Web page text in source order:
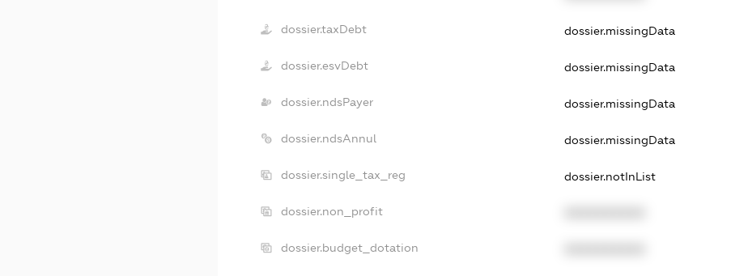
dossier.taxDebt dossier.missingData
dossier.esvDebt dossier.missingData
dossier.ndsPayer dossier.missingData
dossier.ndsAnnul dossier.missingData
dossier.single_tax_reg dossier.notInList
dossier.non_profit
dossier.budget_dotation